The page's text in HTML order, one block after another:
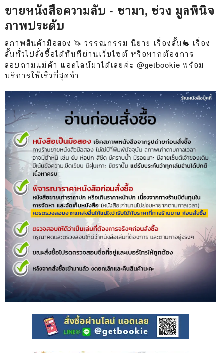
ขายหนังสือความลับ - ชามา, ช่วง มูลพินิจ
ภาพประดับ
สภาพสินค้ามือสอง 🦄 วรรณกรรม นิยาย เรื่องสั้น🐇 เรื่อง
สั้นทั่วไปสั่งซื้อได้ทันทีผ่านเว็บไซต์ หรือหากต้องการ
สอบถามแม่ค้า แอดไลน์มาได้เลยค่ะ @getbookie พร้อม
บริการให้เร็วที่สุดจ้า